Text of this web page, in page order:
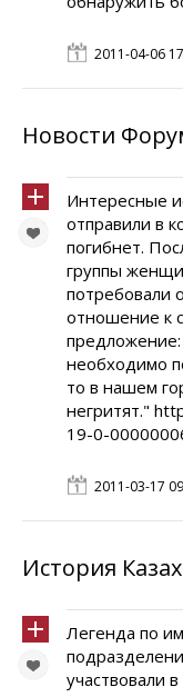
2011-04-06
Новости
Интересные
отправили в
погибнет.
группы
потребовали
отношение к
предложение:
необходимо
то в нашем
негритят."
19-0-
2011-03-17
История
Легенда по
участвовали